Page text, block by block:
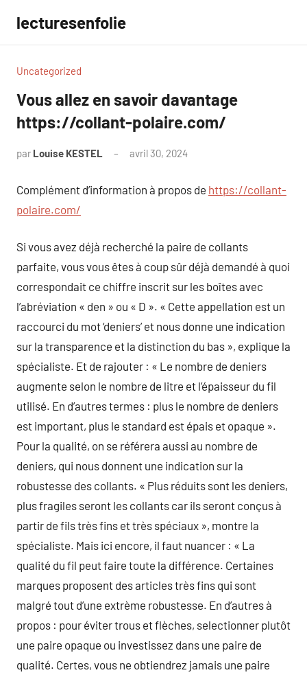
contenu
lecturesenfolie
Uncategorized
Vous allez en savoir davantage
https://collant-polaire.com/
par Louise KESTEL avril 30, 2024
Complément d’information à propos de https://collant-
polaire.com/
Si vous avez déjà recherché la paire de collants
parfaite, vous vous êtes à coup sûr déjà demandé à quoi
correspondait ce chiffre inscrit sur les boîtes avec
l’abréviation « den » ou « D ». « Cette appellation est un
raccourci du mot ‘deniers’ et nous donne une indication
sur la transparence et la distinction du bas », explique la
spécialiste. Et de rajouter : « Le nombre de deniers
augmente selon le nombre de litre et l’épaisseur du fil
utilisé. En d’autres termes : plus le nombre de deniers
est important, plus le standard est épais et opaque ».
Pour la qualité, on se référera aussi au nombre de
deniers, qui nous donnent une indication sur la
robustesse des collants. « Plus réduits sont les deniers,
plus fragiles seront les collants car ils seront conçus à
partir de fils très fins et très spéciaux », montre la
spécialiste. Mais ici encore, il faut nuancer : « La
qualité du fil peut faire toute la différence. Certaines
marques proposent des articles très fins qui sont
malgré tout d’une extrème robustesse. En d’autres à
propos : pour éviter trous et flèches, selectionner plutôt
une paire opaque ou investissez dans une paire de
qualité. Certes, vous ne obtiendrez jamais une paire